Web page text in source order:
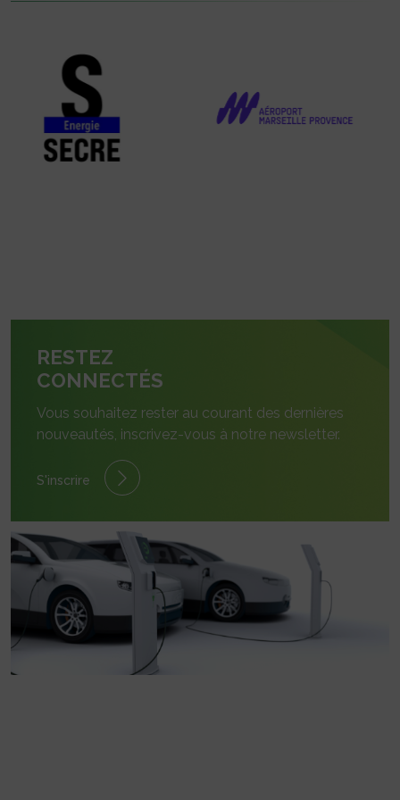
RESTEZ
CONNECTÉS
Vous souhaitez rester au courant des dernières
nouveautés, inscrivez-vous à notre newsletter.
S'inscrire